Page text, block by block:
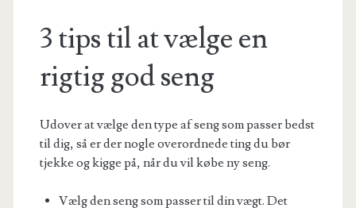
3 tips til at vælge en
rigtig god seng
Udover at vælge den type af seng som passer bedst
til dig, så er der nogle overordnede ting du bør
tjekke og kigge på, når du vil købe ny seng.
Vælg den seng som passer til din vægt. Det